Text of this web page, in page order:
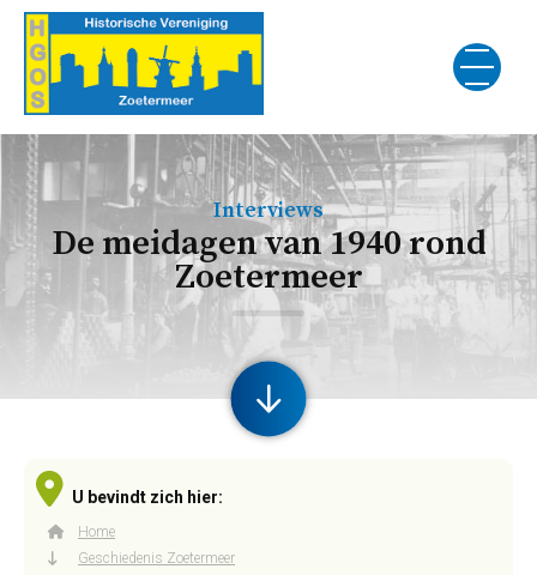
Interviews
De meidagen van 1940 rond
Zoetermeer
U bevindt zich hier:
Home
Geschiedenis Zoetermeer